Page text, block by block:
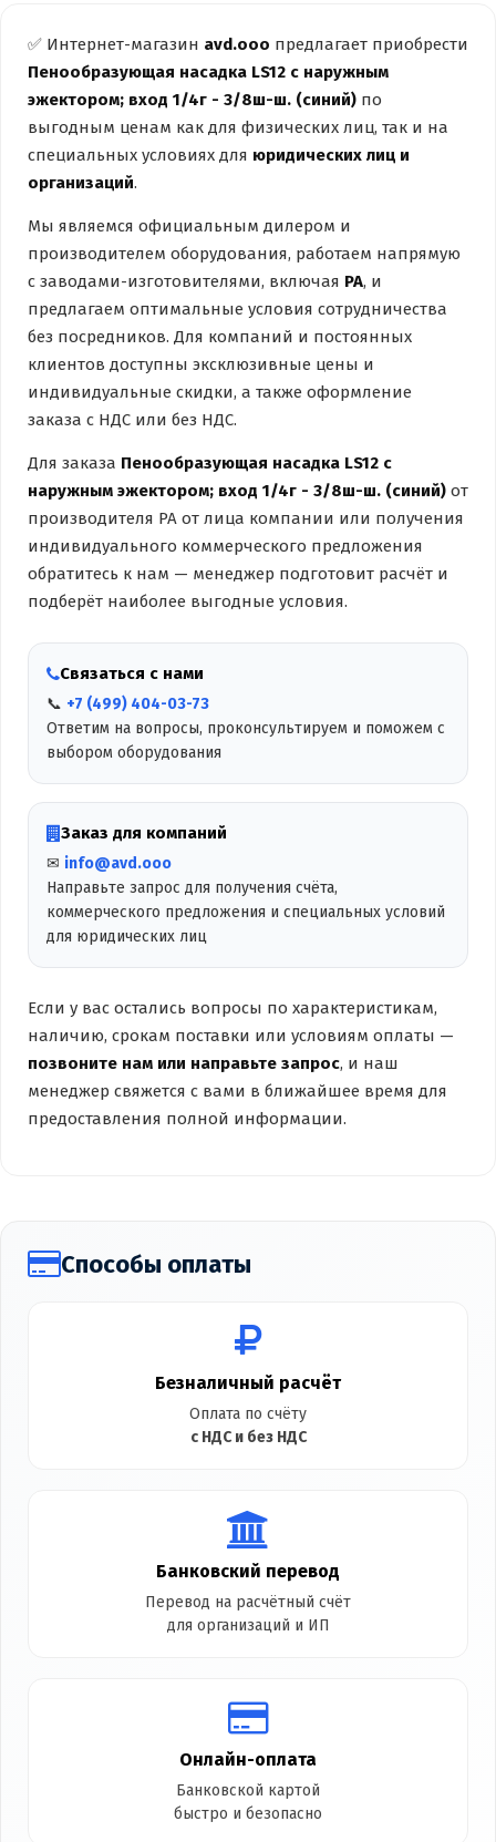
✅ Интернет-магазин avd.ooo предлагает приобрести
Пенообразующая насадка LS12 с наружным
эжектором; вход 1/4г - 3/8ш-ш. (синий) по
выгодным ценам как для физических лиц, так и на
специальных условиях для юридических лиц и
организаций.
Мы являемся официальным дилером и
производителем оборудования, работаем напрямую
с заводами-изготовителями, включая PA, и
предлагаем оптимальные условия сотрудничества
без посредников. Для компаний и постоянных
клиентов доступны эксклюзивные цены и
индивидуальные скидки, а также оформление
заказа с НДС или без НДС.
Для заказа Пенообразующая насадка LS12 с
наружным эжектором; вход 1/4г - 3/8ш-ш. (синий) от
производителя PA от лица компании или получения
индивидуального коммерческого предложения
обратитесь к нам — менеджер подготовит расчёт и
подберёт наиболее выгодные условия.
Связаться с нами
📞 +7 (499) 404-03-73
Ответим на вопросы, проконсультируем и поможем с
выбором оборудования
Заказ для компаний
✉ info@avd.ooo
Направьте запрос для получения счёта,
коммерческого предложения и специальных условий
для юридических лиц
Если у вас остались вопросы по характеристикам,
наличию, срокам поставки или условиям оплаты —
позвоните нам или направьте запрос, и наш
менеджер свяжется с вами в ближайшее время для
предоставления полной информации.
Способы оплаты
Безналичный расчёт
Оплата по счёту
с НДС и без НДС
Банковский перевод
Перевод на расчётный счёт
для организаций и ИП
Онлайн-оплата
Банковской картой
быстро и безопасно